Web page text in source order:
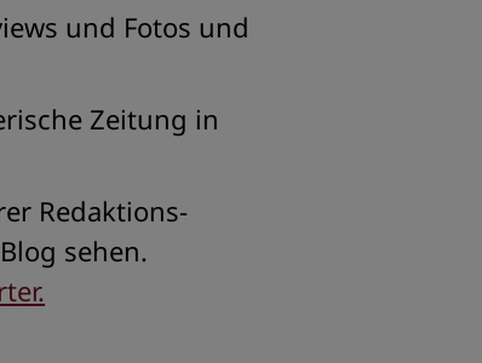
und Fotos und
Zeitung in
Redaktions-
sehen.